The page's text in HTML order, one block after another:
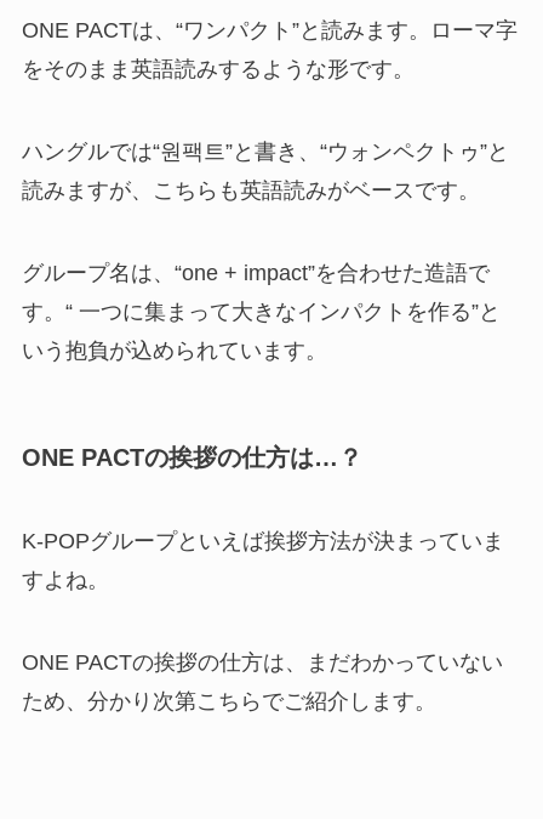
ONE PACTは、“ワンパクト”と読みます。ローマ字
をそのまま英語読みするような形です。
ハングルでは“원팩트”と書き、“ウォンペクトゥ”と
読みますが、こちらも英語読みがベースです。
グループ名は、“one + impact”を合わせた造語で
す。“ 一つに集まって大きなインパクトを作る”と
いう抱負が込められています。
ONE PACTの挨拶の仕方は…？
K-POPグループといえば挨拶方法が決まっていま
すよね。
ONE PACTの挨拶の仕方は、まだわかっていない
ため、分かり次第こちらでご紹介します。